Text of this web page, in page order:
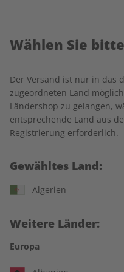
Startseite Rechtliches
Impressum
ZEIT SPRACHEN GmbH
81379 München
Telefon: +49 (0) 89/8 56 81-0
Wählen Sie
Der Versand ist nur in das
zugeordneten Land
Ländershop zu gelangen,
entsprechende Land aus
Registrierung erforderlich.
Gewähltes Land:
Algerien
Weitere Länder:
Europa